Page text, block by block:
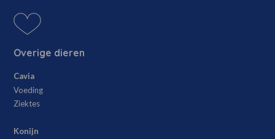
Overige dieren
Cavia
Voeding
Ziektes
Konijn